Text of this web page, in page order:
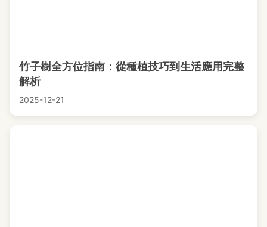
竹子樹全方位指南：從種植技巧到生活應用完整
解析
2025-12-21